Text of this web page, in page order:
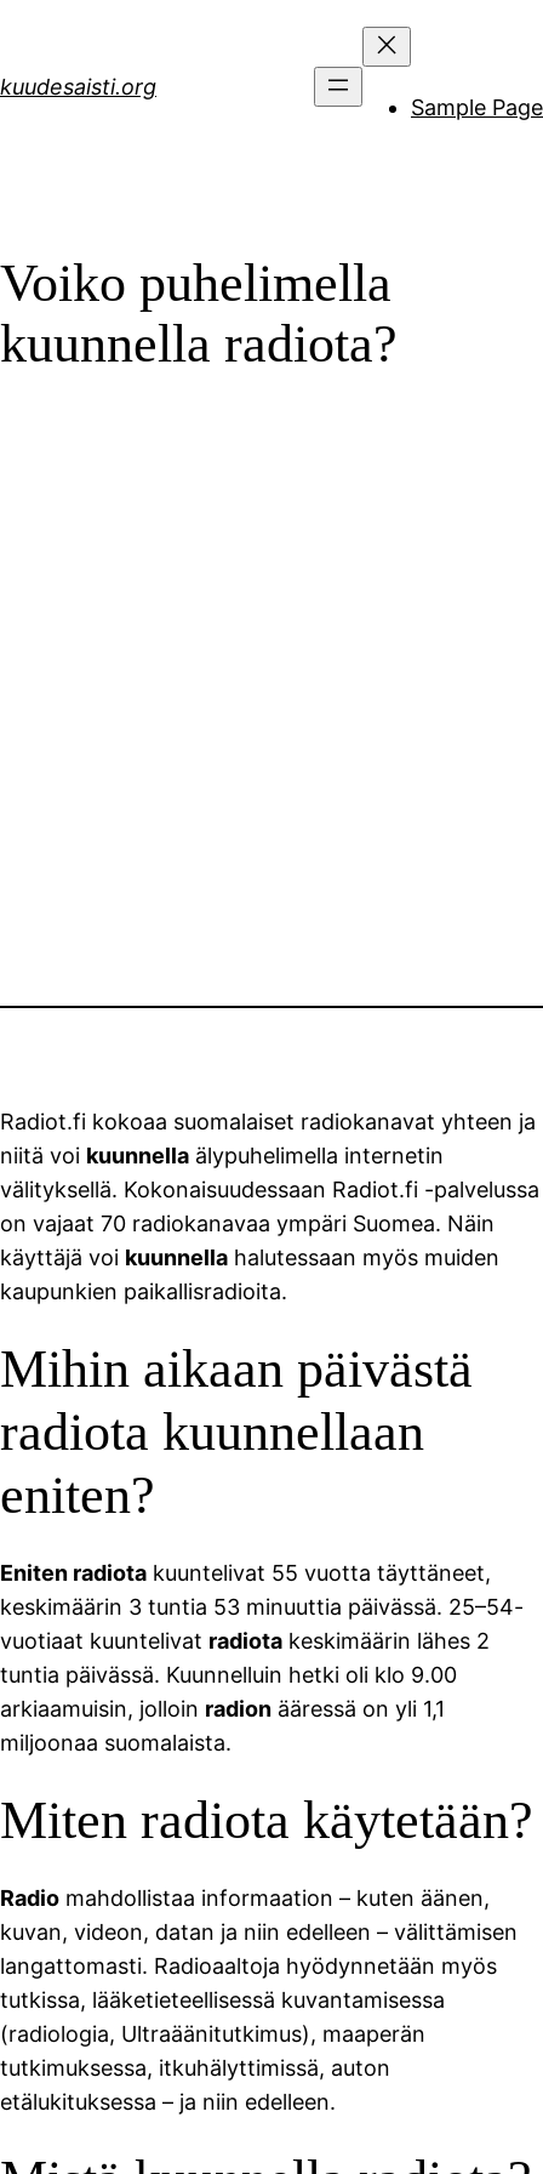
kuudesaisti.org
Sample Page
Voiko puhelimella
kuunnella radiota?
Radiot.fi kokoaa suomalaiset radiokanavat yhteen ja
niitä voi kuunnella älypuhelimella internetin
välityksellä. Kokonaisuudessaan Radiot.fi -palvelussa
on vajaat 70 radiokanavaa ympäri Suomea. Näin
käyttäjä voi kuunnella halutessaan myös muiden
kaupunkien paikallisradioita.
Mihin aikaan päivästä
radiota kuunnellaan
eniten?
Eniten radiota kuuntelivat 55 vuotta täyttäneet,
keskimäärin 3 tuntia 53 minuuttia päivässä. 25–54-
vuotiaat kuuntelivat radiota keskimäärin lähes 2
tuntia päivässä. Kuunnelluin hetki oli klo 9.00
arkiaamuisin, jolloin radion ääressä on yli 1,1
miljoonaa suomalaista.
Miten radiota käytetään?
Radio mahdollistaa informaation – kuten äänen,
kuvan, videon, datan ja niin edelleen – välittämisen
langattomasti. Radioaaltoja hyödynnetään myös
tutkissa, lääketieteellisessä kuvantamisessa
(radiologia, Ultraäänitutkimus), maaperän
tutkimuksessa, itkuhälyttimissä, auton
etälukituksessa – ja niin edelleen.